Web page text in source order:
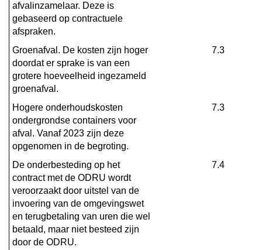
afvalinzamelaar. Deze is
gebaseerd op contractuele
afspraken.
Groenafval. De kosten zijn hoger
doordat er sprake is van een
grotere hoeveelheid ingezameld
groenafval.
7.3
Hogere onderhoudskosten
ondergrondse containers voor
afval. Vanaf 2023 zijn deze
opgenomen in de begroting.
7.3
De onderbesteding op het
contract met de ODRU wordt
veroorzaakt door uitstel van de
invoering van de omgevingswet
en terugbetaling van uren die wel
betaald, maar niet besteed zijn
door de ODRU.
7.4